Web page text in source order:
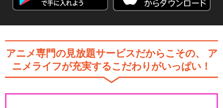
アニメ専門の見放題サービスだからこその、
ア
ニメライフが充実するこだわりがいっぱい！